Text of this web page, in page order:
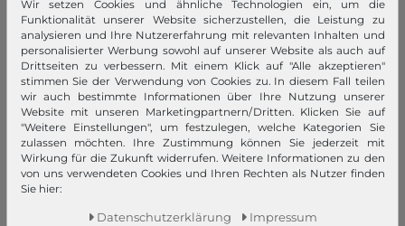
Impressum
AGB
Widerrufsrecht
Datenschutzerklärung
Datenschutzeinstellungen
Barrierefreiheitserklärung
Jobs
Unsere Stores
Wir setzen Cookies und ähnliche Technologien ein, um die
Funktionalität unserer Website sicherzustellen, die Leistung zu
analysieren und Ihre Nutzererfahrung mit relevanten Inhalten und
personalisierter Werbung sowohl auf unserer Website als auch auf
Drittseiten zu verbessern. Mit einem Klick auf "Alle akzeptieren"
stimmen Sie der Verwendung von Cookies zu. In diesem Fall teilen
wir auch bestimmte Informationen über Ihre Nutzung unserer
Website mit unseren Marketingpartnern/Dritten. Klicken Sie auf
"Weitere Einstellungen", um festzulegen, welche Kategorien Sie
zulassen möchten. Ihre Zustimmung können Sie jederzeit mit
Wirkung für die Zukunft widerrufen. Weitere Informationen zu den
von uns verwendeten Cookies und Ihren Rechten als Nutzer finden
Sie hier:
Daten­schutz­erklärung Impressum